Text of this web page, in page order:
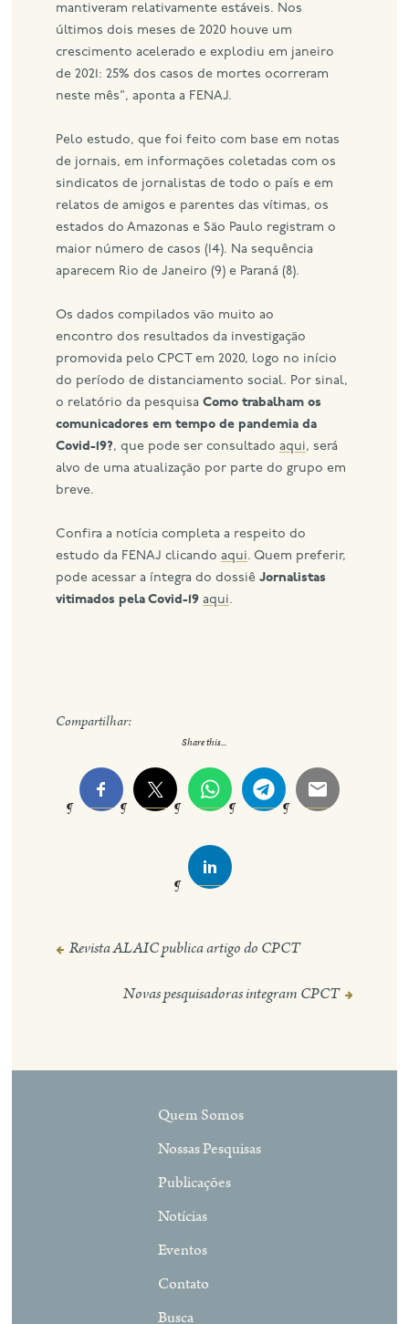
mantiveram relativamente estáveis. Nos
últimos dois meses de 2020 houve um
crescimento acelerado e explodiu em janeiro
de 2021: 25% dos casos de mortes ocorreram
neste mês”, aponta a FENAJ.
Pelo estudo, que foi feito com base em notas
de jornais, em informações coletadas com os
sindicatos de jornalistas de todo o país e em
relatos de amigos e parentes das vítimas, os
estados do Amazonas e São Paulo registram o
maior número de casos (14). Na sequência
aparecem Rio de Janeiro (9) e Paraná (8).
Os dados compilados vão muito ao
encontro dos resultados da investigação
promovida pelo CPCT em 2020, logo no início
do período de distanciamento social. Por sinal,
o relatório da pesquisaComo trabalham os
comunicadores em tempo de pandemia da
Covid-19?, que pode ser consultadoaqui, será
alvo de uma atualização por parte do grupo em
breve.
Confira a notícia completa a respeito do
estudo da FENAJ clicandoaqui. Quem preferir,
pode acessar a íntegra do dossiêJornalistas
vitimados pela Covid-19 aqui.
Compartilhar:
Share this...
Navegação
Revista ALAIC publica artigo do CPCT
Novas pesquisadoras integram CPCT
Quem Somos
Nossas Pesquisas
Publicações
Notícias
Eventos
Contato
Busca